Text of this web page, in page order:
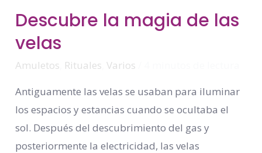
Descubre la magia de las
velas
Amuletos Rituales ,Varios
Antiguamente las velas se usaban para iluminar
los espacios y estancias cuando se ocultaba el
sol. Después del descubrimiento del gas y
posteriormente la electricidad, las velas
La
Magia
De
Las